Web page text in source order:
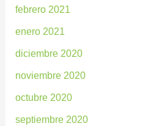
febrero 2021
enero 2021
diciembre 2020
noviembre 2020
octubre 2020
septiembre 2020